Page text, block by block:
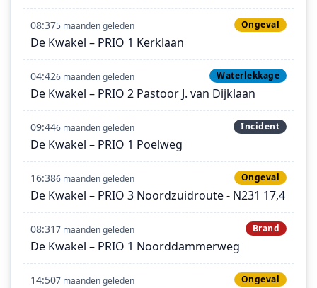
08:375 maanden geleden Ongeval
De Kwakel – PRIO 1 Kerklaan
04:426 maanden geleden Waterlekkage
De Kwakel – PRIO 2 Pastoor J. van Dijklaan
09:446 maanden geleden Incident
De Kwakel – PRIO 1 Poelweg
16:386 maanden geleden Ongeval
De Kwakel – PRIO 3 Noordzuidroute - N231 17,4
08:317 maanden geleden Brand
De Kwakel – PRIO 1 Noorddammerweg
14:507 maanden geleden Ongeval